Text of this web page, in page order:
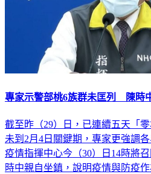
專家示警部桃6族群未匡列 陳時
截至昨（29）日，已連續五天「
未到2月4日關鍵期，專家更強調
疫情指揮中心今（30）日14時將
時中親自坐鎮，說明疫情與防疫作